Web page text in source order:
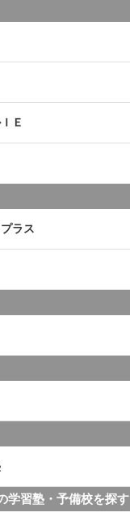
Ｅ
ラス
学習塾・予備校を探す